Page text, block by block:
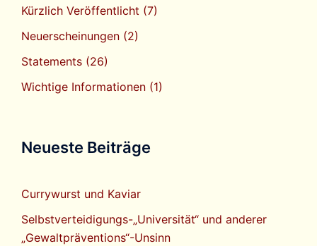
Kürzlich Veröffentlicht (7)
Neuerscheinungen (2)
Statements (26)
Wichtige Informationen (1)
Neueste Beiträge
Currywurst und Kaviar
Selbstverteidigungs-„Universität“ und anderer
„Gewaltpräventions“-Unsinn